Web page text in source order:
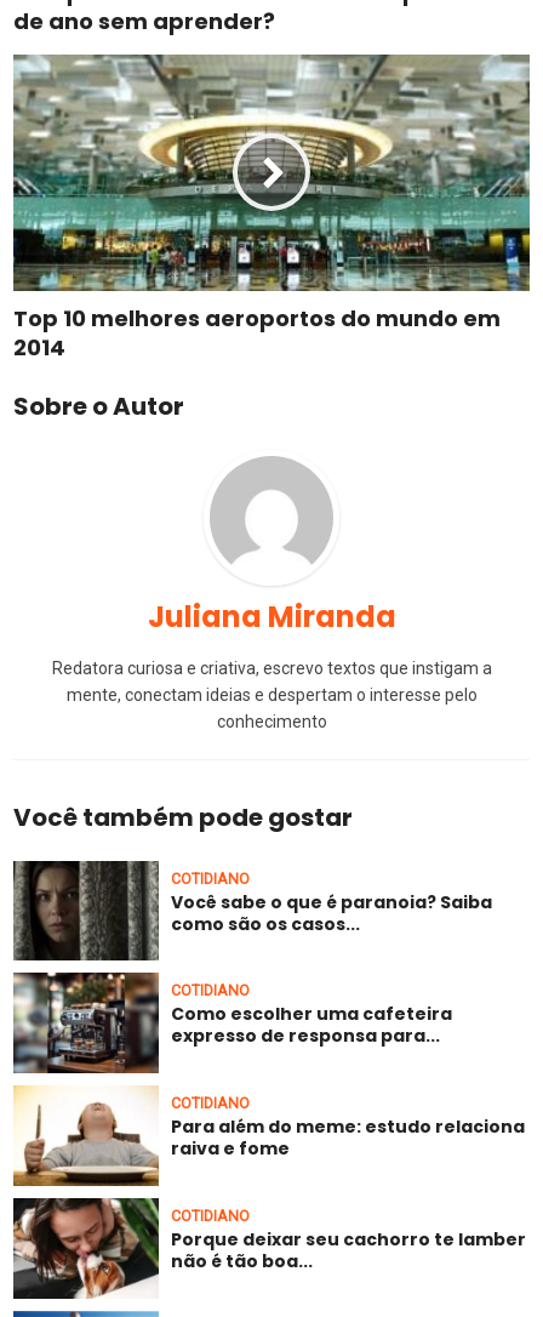
de ano sem aprender?
Top 10 melhores aeroportos do mundo em
2014
Sobre o Autor
Juliana Miranda
Redatora curiosa e criativa, escrevo textos que instigam a
mente, conectam ideias e despertam o interesse pelo
conhecimento
Você também pode gostar
COTIDIANO
Você sabe o que é paranoia? Saiba
como são os casos...
COTIDIANO
Como escolher uma cafeteira
expresso de responsa para...
COTIDIANO
Para além do meme: estudo relaciona
raiva e fome
COTIDIANO
Porque deixar seu cachorro te lamber
não é tão boa...